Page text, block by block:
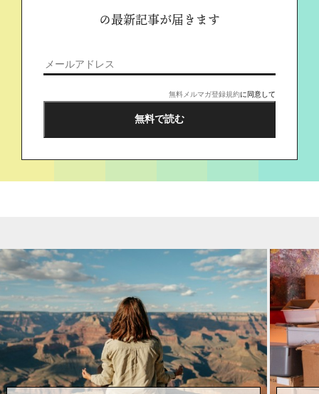
の最新記事が届きます
無料メルマガ登録規約に同意して